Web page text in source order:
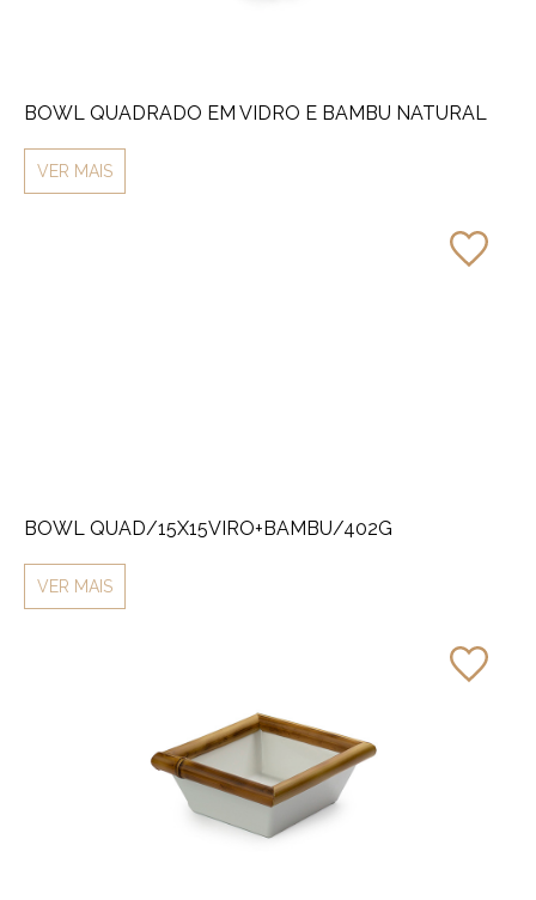
BOWL QUADRADO EM VIDRO E BAMBU NATURAL
VER MAIS
BOWL QUAD/15X15VIRO+BAMBU/402G
VER MAIS